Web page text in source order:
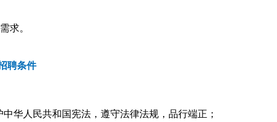
求。
聘条件
华人民共和国宪法，遵守法律法规，品行端正；